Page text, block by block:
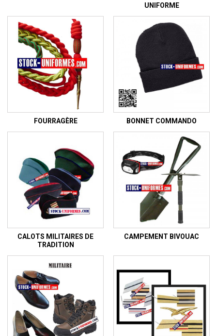
UNIFORME
FOURRAGÈRE BONNET COMMANDO
CALOTS MILITAIRES DE
TRADITION
CAMPEMENT BIVOUAC